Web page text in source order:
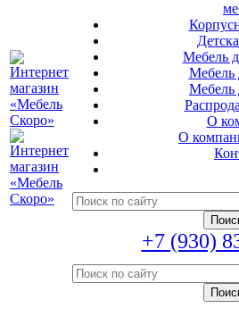
Мебель
Мебель
Мебель
О
О
+7 (930)